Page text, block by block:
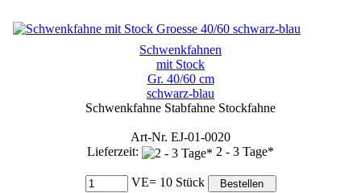
Schwenkfahnen
mit Stock
Gr. 40/60 cm
schwarz-blau
Schwenkfahne Stabfahne Stockfahne
Art-Nr. EJ-01-0020
Lieferzeit:
2 - 3 Tage*
VE= 10 Stück